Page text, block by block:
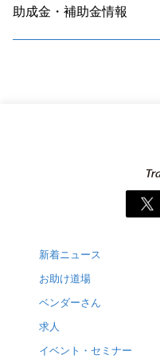
助成金・補助金情報
新着ニュース
お助け道場
ベンダーさん
求人
イベント・セミナー